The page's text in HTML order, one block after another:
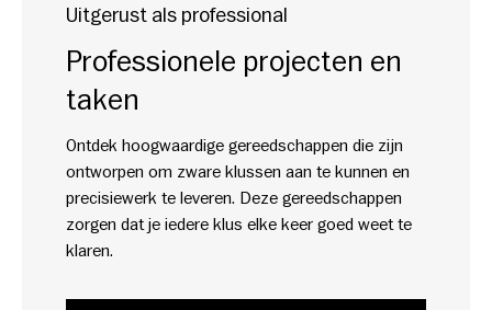
Uitgerust als professional
Professionele projecten en
taken
Ontdek hoogwaardige gereedschappen die zijn
ontworpen om zware klussen aan te kunnen en
precisiewerk te leveren. Deze gereedschappen
zorgen dat je iedere klus elke keer goed weet te
klaren.